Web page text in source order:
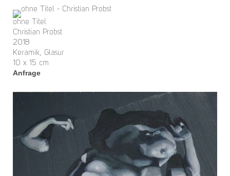
ohne Titel
Christian Probst
2018
Keramik, Glasur
10 x 15 cm
Anfrage